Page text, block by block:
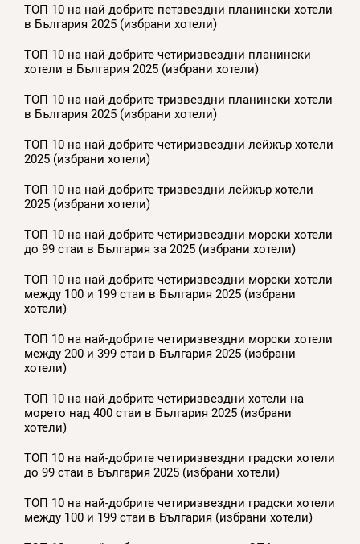
ТОП 10 на най-добрите петзвездни планински хотели
в България 2025 (избрани хотели)
ТОП 10 на най-добрите четиризвездни планински
хотели в България 2025 (избрани хотели)
ТОП 10 на най-добрите тризвездни планински хотели
в България 2025 (избрани хотели)
ТОП 10 на най-добрите четиризвездни лейжър хотели
2025 (избрани хотели)
ТОП 10 на най-добрите тризвездни лейжър хотели
2025 (избрани хотели)
ТОП 10 на най-добрите четиризвездни морски хотели
до 99 стаи в България за 2025 (избрани хотели)
ТОП 10 на най-добрите четиризвездни морски хотели
между 100 и 199 стаи в България 2025 (избрани
хотели)
ТОП 10 на най-добрите четиризвездни морски хотели
между 200 и 399 стаи в България 2025 (избрани
хотели)
ТОП 10 на най-добрите четиризвездни хотели на
морето над 400 стаи в България 2025 (избрани
хотели)
ТОП 10 на най-добрите четиризвездни градски хотели
до 99 стаи в България 2025 (избрани хотели)
ТОП 10 на най-добрите четиризвездни градски хотели
между 100 и 199 стаи в България (избрани хотели)